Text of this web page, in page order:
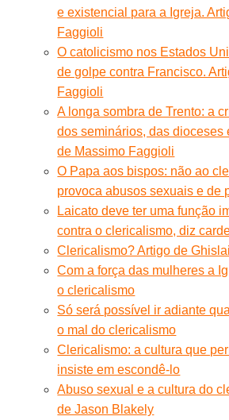
e existencial para a Igreja.
Faggioli
O catolicismo nos Estados
de golpe contra Francisco.
Faggioli
A longa sombra de Trento: a
dos seminários, das dioceses
de Massimo Faggioli
O Papa aos bispos: não ao
provoca abusos sexuais e de
Laicato deve ter uma função
contra o clericalismo, diz
Clericalismo? Artigo de
Com a força das mulheres a
o clericalismo
Só será possível ir adiante
o mal do clericalismo
Clericalismo: a cultura que
insiste em escondê-lo
Abuso sexual e a cultura do
de Jason Blakely